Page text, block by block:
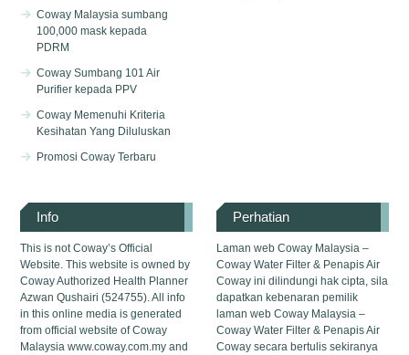
Coway Malaysia sumbang
100,000 mask kepada
PDRM
Coway Sumbang 101 Air
Purifier kepada PPV
Coway Memenuhi Kriteria
Kesihatan Yang Diluluskan
Promosi Coway Terbaru
Info
This is not Coway’s Official
Website. This website is owned by
Coway Authorized Health Planner
Azwan Qushairi (524755). All info
in this online media is generated
from official website of Coway
Malaysia www.coway.com.my and
Perhatian
Laman web Coway Malaysia –
Coway Water Filter & Penapis Air
Coway ini dilindungi hak cipta, sila
dapatkan kebenaran pemilik
laman web Coway Malaysia –
Coway Water Filter & Penapis Air
Coway secara bertulis sekiranya